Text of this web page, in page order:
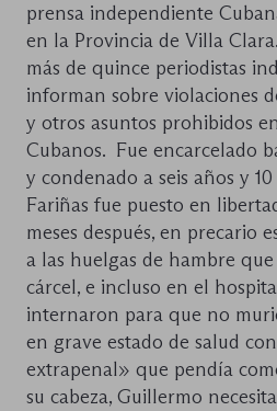
prensa independiente
en la Provincia de Villa
más de quince periodistas
informan sobre violaciones
y otros asuntos prohibidos
Cubanos. Fue encarcelado
y condenado a seis años y
Fariñas fue puesto en
meses después, en precario
a las huelgas de hambre
cárcel, e incluso en el
internaron para que no
en grave estado de salud
extrapenal» que pendía
su cabeza, Guillermo